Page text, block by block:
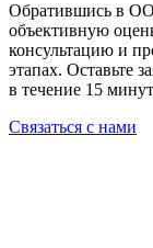
Обратившись в
объективную
консультацию и
этапах. Оставьте
в течение 15
Связаться с нами